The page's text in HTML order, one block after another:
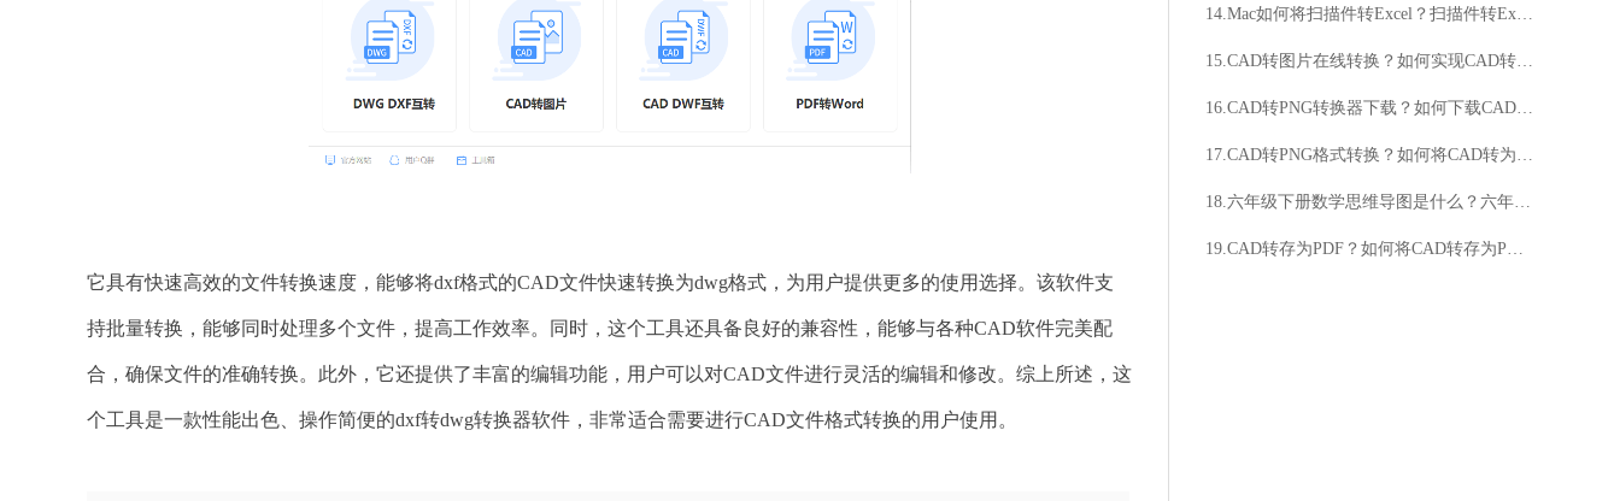
它具有快速高效的文件转换速度，能够将dxf格式的CAD文件快速转换为dwg格式，为用户提供更多的使用选择。该软件支
持批量转换，能够同时处理多个文件，提高工作效率。同时，这个工具还具备良好的兼容性，能够与各种CAD软件完美配
合，确保文件的准确转换。此外，它还提供了丰富的编辑功能，用户可以对CAD文件进行灵活的编辑和修改。综上所述，这
个工具是一款性能出色、操作简便的dxf转dwg转换器软件，非常适合需要进行CAD文件格式转换的用户使用。
14.Mac如何将扫描件转Excel？扫描件转Excel方法介绍
15.CAD转图片在线转换？如何实现CAD转图片在线转换？
16.CAD转PNG转换器下载？如何下载CAD转PNG转换器？
17.CAD转PNG格式转换？如何将CAD转为PNG格式？
18.六年级下册数学思维导图是什么？六年级下册数学思维导图如何使用？
19.CAD转存为PDF？如何将CAD转存为PDF？